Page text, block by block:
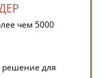
чем 5000
решение для